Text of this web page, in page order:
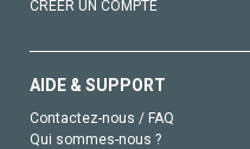
CRÉER UN COMPTE
AIDE & SUPPORT
Contactez-nous / FAQ
Qui sommes-nous ?